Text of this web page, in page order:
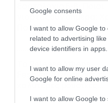
Google consents
I want to allow Google to
related to advertising
device identifiers in apps.
I want to allow my user
Google for online
I want to allow Google to
Εορτολόγιο 6-8: Ποιοι
γιορτάζουν σήμερα;
Πολλά…
06/08/2026 08:05
Το Release Athens
Festival 2026 άφησε
καλύτερες μουσικές
αναμνήσεις
05/08/2026 21:23